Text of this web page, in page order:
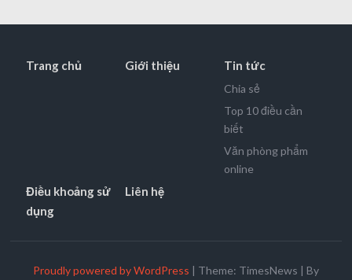
Trang chủ Giới thiệu Tin tức
Chia sẻ
Top 10 điều cần
biết
Văn phòng phẩm
online
Điều khoảng sử
dụng
Liên hệ
Proudly powered by WordPress | Theme: TimesNews | By